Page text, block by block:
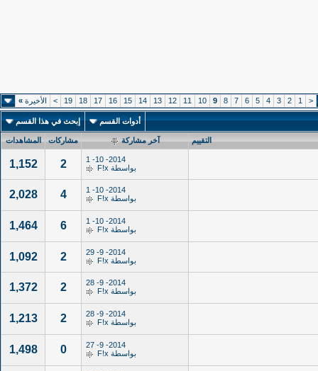
<
1
2
3
4
5
6
7
8
9
10
11
12
13
14
15
16
17
18
19
> الأخيرة »
أدوات القسم إبحث في هذا القسم
التقييم آخر مشاركة مشاركات المشاهدات
2014- 10- 1
بواسطة F!x
2
1,152
2014- 10- 1
بواسطة F!x
4
2,028
2014- 10- 1
بواسطة F!x
6
1,464
2014- 9- 29
بواسطة F!x
2
1,092
2014- 9- 28
بواسطة F!x
2
1,372
2014- 9- 28
بواسطة F!x
2
1,213
2014- 9- 27
بواسطة F!x
0
1,498